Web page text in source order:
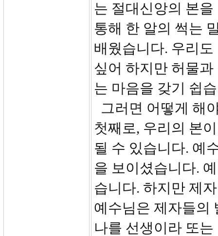
는 절대신앙의 본
통해 한 알의 썩는
배웠습니다. 우리
싶어 하지만 허물
는 마음을 갖기 쉽
그러면 어떻게 해
첫째로, 우리의 본
될 수 있습니다. 예
을 보이셨습니다.
습니다. 하지만 제
예수님은 제자들의
나를 선생이라 또